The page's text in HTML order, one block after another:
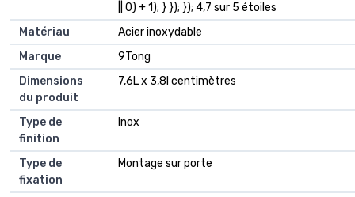
|| 0) + 1); } }); }); 4,7 sur 5 étoiles
Matériau
Acier inoxydable
Marque
9Tong
Dimensions
du produit
7,6L x 3,8l centimètres
Type de
finition
Inox
Type de
fixation
Montage sur porte